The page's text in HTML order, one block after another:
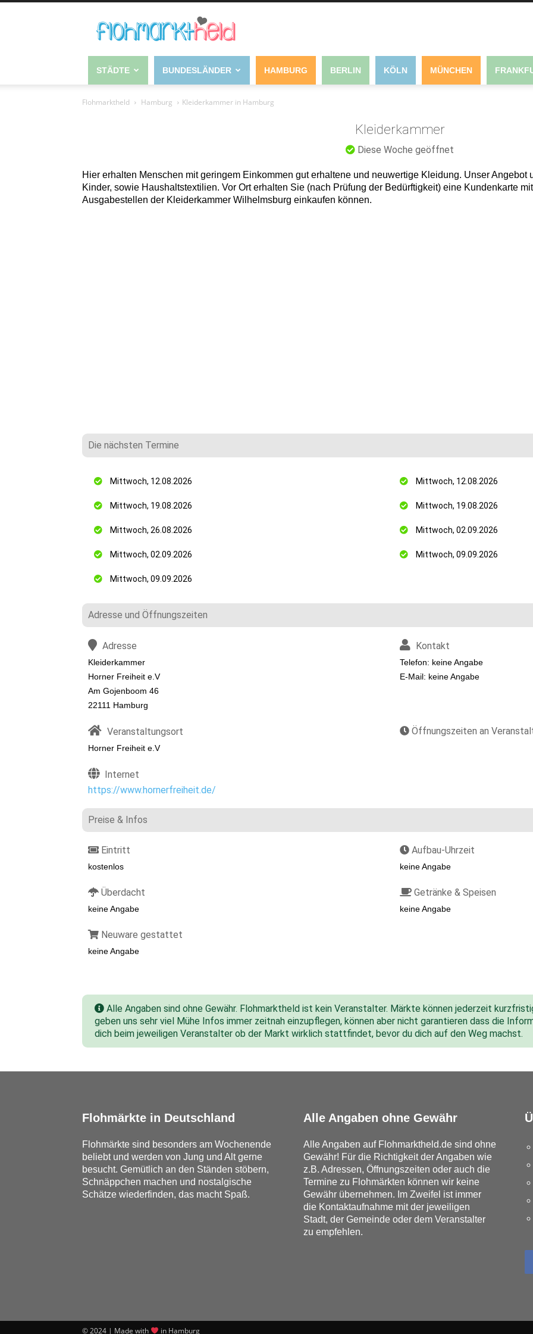
STÄDTE BUNDESLÄNDER HAMBURG BERLIN KÖLN MÜNCHEN
Flohmarktheld Hamburg Kleiderkammer in Hamburg
Kleiderkammer
Diese Woche geöffnet
Hier erhalten Menschen mit geringem Einkommen gut erhaltene und neuwertige Kleidung. Unser Angebot
Kinder, sowie Haushaltstextilien. Vor Ort erhalten Sie (nach Prüfung der Bedürftigkeit) eine Kundenkarte
Ausgabestellen der Kleiderkammer Wilhelmsburg einkaufen können.
Die nächsten Termine
Mittwoch, 12.08.2026 Mittwoch, 12.08.2026
Mittwoch, 19.08.2026 Mittwoch, 19.08.2026
Mittwoch, 26.08.2026 Mittwoch, 02.09.2026
Mittwoch, 02.09.2026 Mittwoch, 09.09.2026
Mittwoch, 09.09.2026
Adresse und Öffnungszeiten
Adresse
Kleiderkammer
Horner Freiheit e.V
Am Gojenboom 46
22111 Hamburg
Kontakt
Telefon: keine Angabe
E-Mail: keine Angabe
Veranstaltungsort
Horner Freiheit e.V
Öffnungszeiten an
Internet
https://www.hornerfreiheit.de/
Preise & Infos
Eintritt
kostenlos
Aufbau-Uhrzeit
keine Angabe
Überdacht
keine Angabe
Getränke & Speisen
keine Angabe
Neuware gestattet
keine Angabe
Alle Angaben sind ohne Gewähr. Flohmarktheld ist kein Veranstalter. Märkte können jederzeit
geben uns sehr viel Mühe Infos immer zeitnah einzupflegen, können aber nicht garantieren dass die
dich beim jeweiligen Veranstalter ob der Markt wirklich stattfindet, bevor du dich auf den Weg machst.
Flohmärkte in Deutschland
Flohmärkte sind besonders am Wochenende
beliebt und werden von Jung und Alt gerne
besucht. Gemütlich an den Ständen stöbern,
Schnäppchen machen und nostalgische
Schätze wiederfinden, das macht Spaß.
Alle Angaben ohne Gewähr
Alle Angaben auf Flohmarktheld.de sind ohne
Gewähr! Für die Richtigkeit der Angaben wie
z.B. Adressen, Öffnungszeiten oder auch die
Termine zu Flohmärkten können wir keine
Gewähr übernehmen. Im Zweifel ist immer
die Kontaktaufnahme mit der jeweiligen
Stadt, der Gemeinde oder dem Veranstalter
zu empfehlen.
© 2024 | Made with in Hamburg